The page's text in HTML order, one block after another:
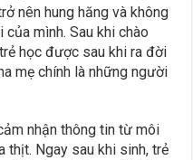
nên hung hăng và không
của mình. Sau khi chào
học được sau khi ra đời
mẹ chính là những người
nhận thông tin từ môi
thịt. Ngay sau khi sinh, trẻ